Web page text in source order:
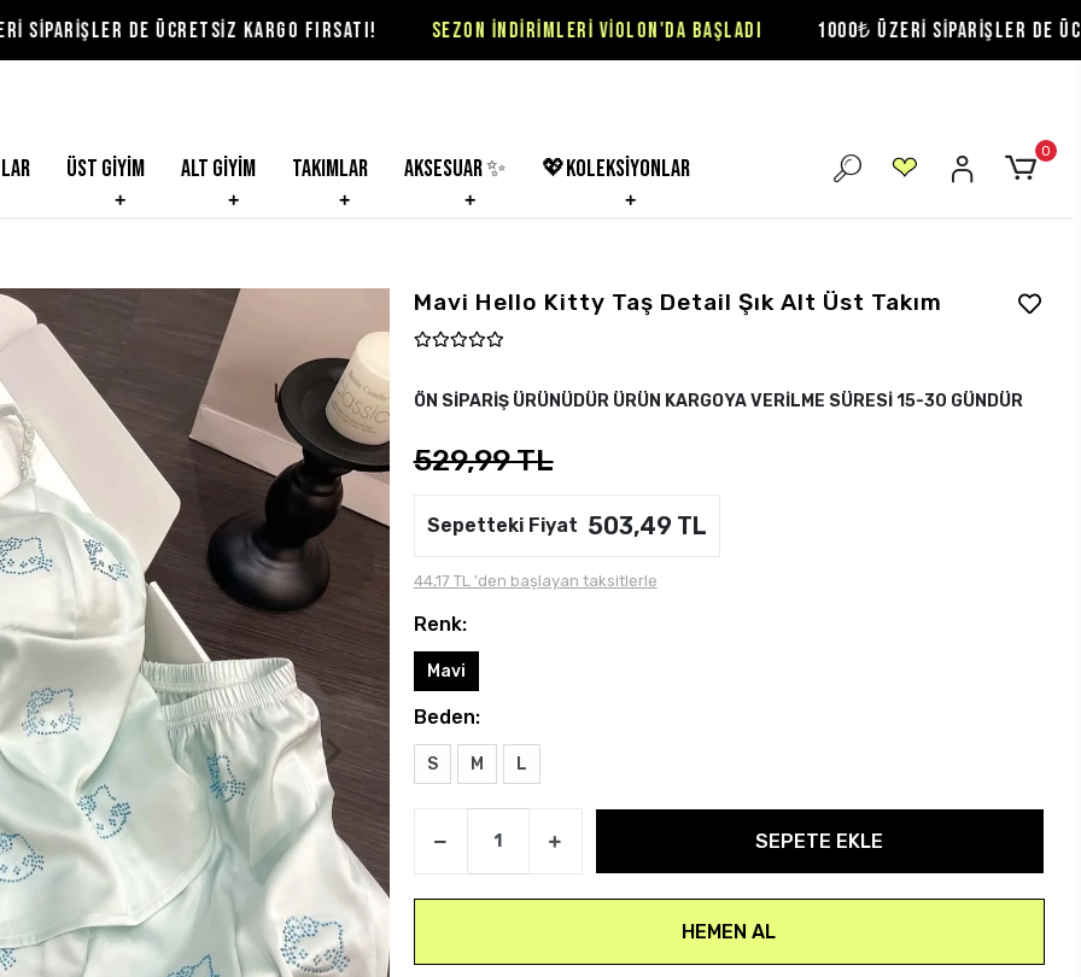
ÜCRETSİZ KARGO FIRSATI! SEZON İNDİRİMLERİ VİOLON'DA BAŞLADI 1000₺ ÜZERİ SİPARİŞLER DE ÜCRETSİZ KARGO
Üst Giyim Alt Giyim Takımlar Aksesuar ✨ 💖koleksiyonlar
0
Mavi Hello Kitty Taş Detail Şık Alt Üst Takım
ÖN SİPARİŞ ÜRÜNÜDÜR ÜRÜN KARGOYA VERİLME SÜRESİ 15-30 GÜNDÜR
529,99 TL
Sepetteki Fiyat 503,49 TL
44,17 TL 'den başlayan taksitlerle
Renk:
Mavi
Beden:
S M L
SEPETE EKLE
HEMEN AL